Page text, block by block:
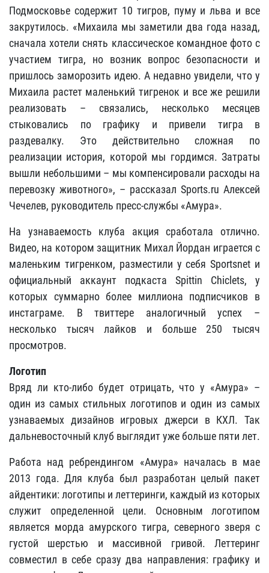
Подмосковье содержит 10 тигров, пуму и льва и все
закрутилось. «Михаила мы заметили два года назад,
сначала хотели снять классическое командное фото с
участием тигра, но возник вопрос безопасности и
пришлось заморозить идею. А недавно увидели, что у
Михаила растет маленький тигренок и все же решили
реализовать – связались, несколько месяцев
стыковались по графику и привели тигра в
раздевалку. Это действительно сложная по
реализации история, которой мы гордимся. Затраты
вышли небольшими – мы компенсировали расходы на
перевозку животного», – рассказал Sports.ru Алексей
Чечелев, руководитель пресс-службы «Амура».
На узнаваемость клуба акция сработала отлично.
Видео, на котором защитник Михал Йордан играется с
маленьким тигренком, разместили у себя Sportsnet и
официальный аккаунт подкаста Spittin Chiclets, у
которых суммарно более миллиона подписчиков в
инстаграме. В твиттере аналогичный успех –
несколько тысяч лайков и больше 250 тысяч
просмотров.
Логотип
Вряд ли кто-либо будет отрицать, что у «Амура» –
один из самых стильных логотипов и один из самых
узнаваемых дизайнов игровых джерси в КХЛ. Так
дальневосточный клуб выглядит уже больше пяти лет.
Работа над ребрендингом «Амура» началась в мае
2013 года. Для клуба был разработан целый пакет
айдентики: логотипы и леттеринги, каждый из которых
служит определенной цели. Основным логотипом
является морда амурского тигра, северного зверя с
густой шерстью и массивной гривой. Леттеринг
совместил в себе сразу два направления: графику и